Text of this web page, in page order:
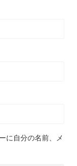
に自分の名前、メ